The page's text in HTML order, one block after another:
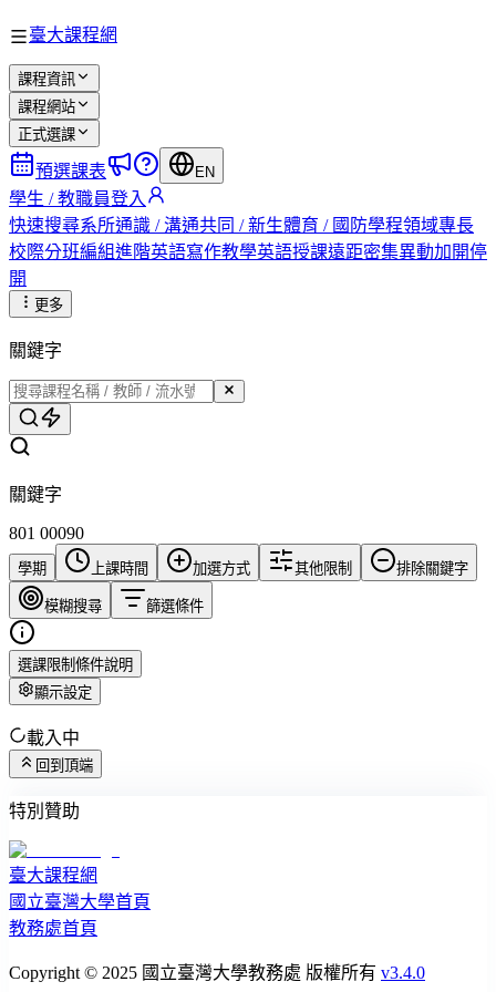
臺大課程網
課程資訊
課程網站
正式選課
預選課表 EN
學生 / 教職員登入
快速搜尋系所通識 / 溝通共同 / 新生體育 / 國防學程領域專長
校際分班編組進階英語寫作教學英語授課遠距密集異動加開停
開
更多
關鍵字
關鍵字
801 00090
學期 上課時間 加選方式 其他限制 排除關鍵字
模糊搜尋 篩選條件
選課限制條件說明
顯示設定
載入中
回到頂端
特別贊助
臺大課程網
國立臺灣大學首頁
教務處首頁
Copyright © 2025 國立臺灣大學教務處 版權所有 v3.4.0